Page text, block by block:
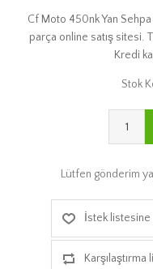
Cf Moto 450nk Yan
parça online satış sitesi.
Kredi
Stok
Lütfen gönderim
İstek listesine